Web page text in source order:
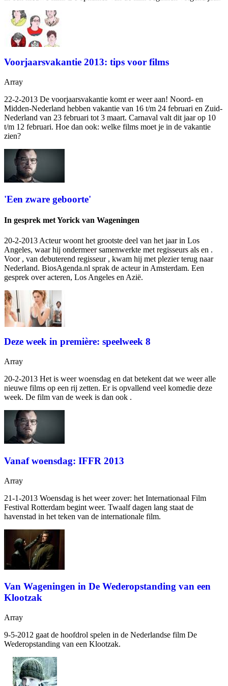
Voorjaarsvakantie 2013: tips voor films
Array
22-2-2013 De voorjaarsvakantie komt er weer aan! Noord- en
Midden-Nederland hebben vakantie van 16 t/m 24 februari en Zuid-
Nederland van 23 februari tot 3 maart. Carnaval valt dit jaar op 10
t/m 12 februari. Hoe dan ook: welke films moet je in de vakantie
zien?
'Een zware geboorte'
In gesprek met Yorick van Wageningen
20-2-2013 Acteurwoont het grootste deel van het jaar in Los
Angeles, waar hij ondermeer samenwerkte met regisseurs als en .
Voor , van debuterend regisseur , kwam hij met plezier terug naar
Nederland. BiosAgenda.nl sprak de acteur in Amsterdam. Een
gesprek over acteren, Los Angeles en Azië.
Deze week in première: speelweek 8
Array
20-2-2013 Het is weer woensdag en dat betekent dat we weer alle
nieuwe films op een rij zetten. Er is opvallend veel komedie deze
week. De film van de week is dan ook .
Vanaf woensdag: IFFR 2013
Array
21-1-2013 Woensdag is het weer zover: het Internationaal Film
Festival Rotterdam begint weer. Twaalf dagen lang staat de
havenstad in het teken van de internationale film.
Van Wageningen in De Wederopstanding van een
Klootzak
Array
9-5-2012 gaat de hoofdrol spelen in de Nederlandse film De
Wederopstanding van een Klootzak.